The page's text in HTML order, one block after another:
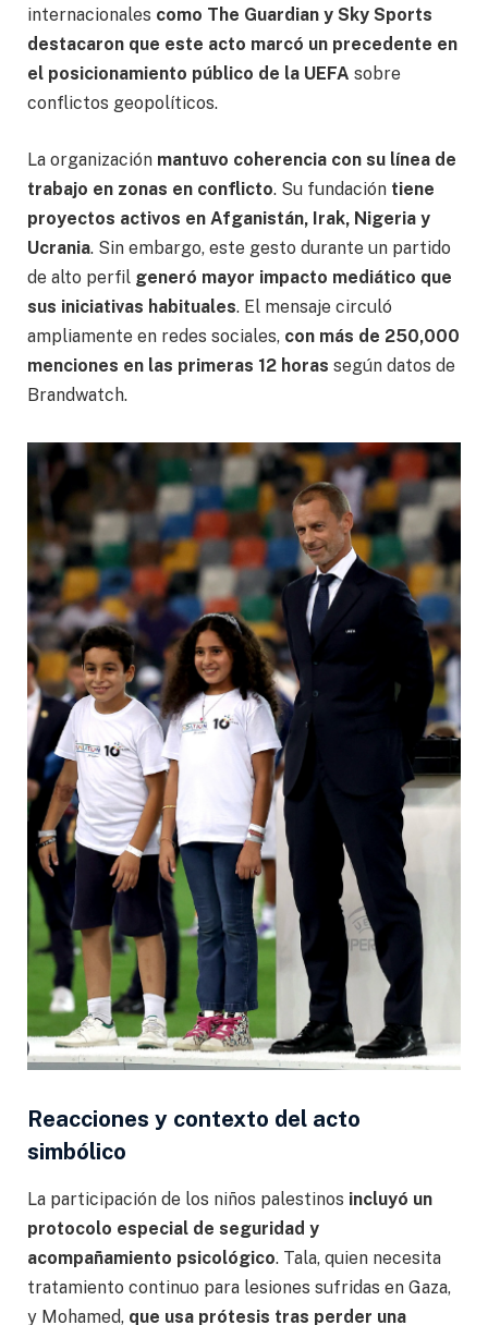
internacionales como The Guardian y Sky Sports
destacaron que este acto marcó un precedente en
el posicionamiento público de la UEFA sobre
conflictos geopolíticos.
La organización mantuvo coherencia con su línea de
trabajo en zonas en conflicto. Su fundación tiene
proyectos activos en Afganistán, Irak, Nigeria y
Ucrania. Sin embargo, este gesto durante un partido
de alto perfil generó mayor impacto mediático que
sus iniciativas habituales. El mensaje circuló
ampliamente en redes sociales, con más de 250,000
menciones en las primeras 12 horas según datos de
Brandwatch.
Reacciones y contexto del acto
simbólico
La participación de los niños palestinos incluyó un
protocolo especial de seguridad y
acompañamiento psicológico. Tala, quien necesita
tratamiento continuo para lesiones sufridas en Gaza,
y Mohamed, que usa prótesis tras perder una